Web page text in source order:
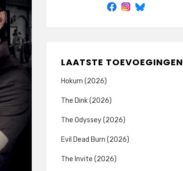
LAATSTE TOEVOEGINGEN
Hokum (2026)
The Dink (2026)
The Odyssey (2026)
Evil Dead Burn (2026)
The Invite (2026)